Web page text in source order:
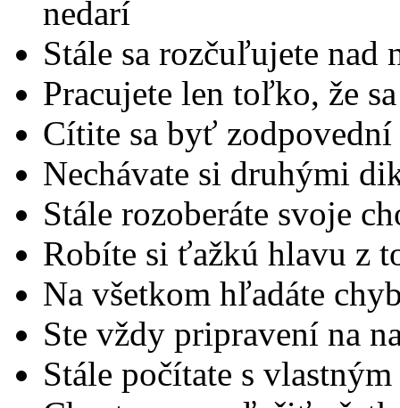
nedarí
Stále sa rozčuľujete
Pracujete len toľko, že
Cítite sa byť
Nechávate si druhými
Stále rozoberáte svoje
Robíte si ťažkú hlavu z
Na všetkom hľadáte
Ste vždy pripravení na
Stále počítate s